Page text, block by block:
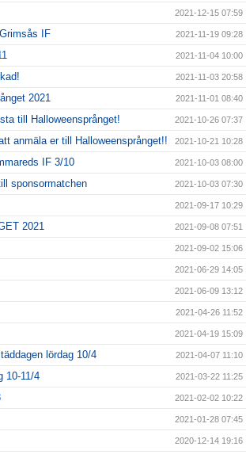
2021-12-15 07:59
IF 2021-11-19 09:28
2021-11-04 10:00
2021-11-03 20:58
2021 2021-11-01 08:40
till Halloweensprånget! 2021-10-26 07:37
anmäla er till Halloweensprånget!! 2021-10-21 10:28
IF 3/10 2021-10-03 08:00
sponsormatchen 2021-10-03 07:30
2021-09-17 10:29
2021 2021-09-08 07:51
2021-09-02 15:06
2021-06-29 14:05
2021-06-09 13:12
2021-04-26 11:52
2021-04-19 15:09
lördag 10/4 2021-04-07 11:10
10-11/4 2021-03-22 11:25
2021-02-02 10:22
2021-01-28 07:45
2020-12-14 19:16